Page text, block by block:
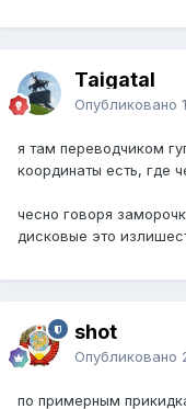
Taigatal
Опубликовано
я там переводчиком
координаты есть, где
чесно говоря
дисковые это
shot
Опубликовано
по примерным